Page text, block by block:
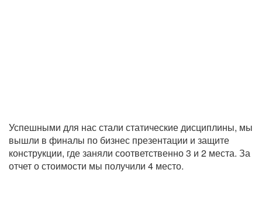
Успешными для нас стали статические дисциплины, мы
вышли в финалы по бизнес презентации и защите
конструкции, где заняли соответственно 3 и 2 места. За
отчет о стоимости мы получили 4 место.